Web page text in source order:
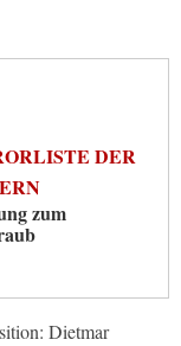
DER
zum
Dietmar